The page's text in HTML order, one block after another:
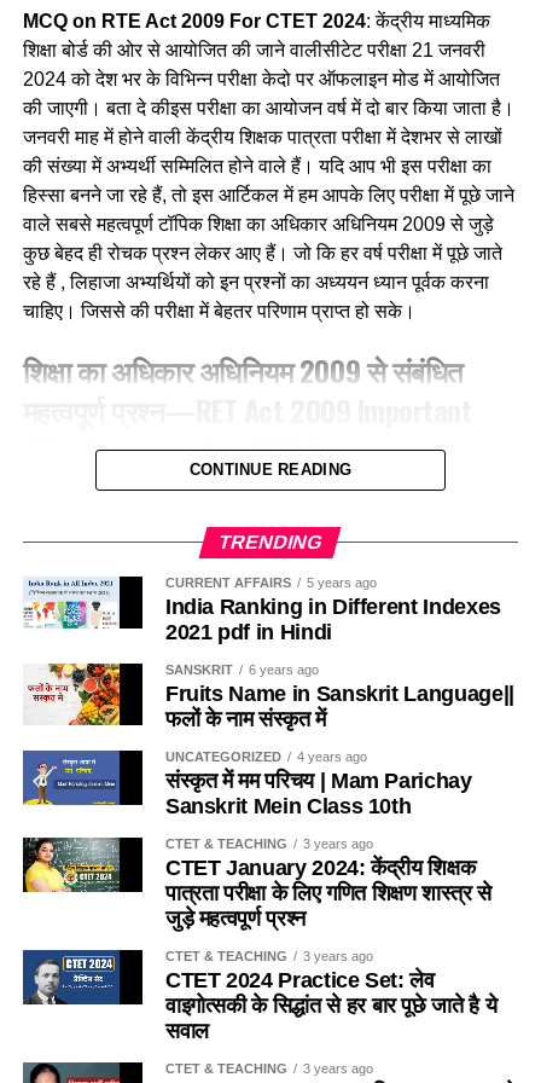
Q.2 निम्नलिखित में से कौन-सा पक्षी कैक्टस पोधे के कॉटों के बीच अपना
घोंसला बनाता है ?
(a) फाख्ता
(b) शकरखोरा
(c) बया
(d) कलचिडी
Ans-b
Q.3 ग्रामीण क्षेत्रों में, गाय के गोबर में मिट्टी के घरों की दीवारों और फर्श
(a) फर्श को प्रकृतिक रंग देने के लिए
(d) खुरदरा बनाकर घर्षण बढाने के लिए
Ans-b
Q.4 निम्नलिखित में से कौन-सा कीट मधुमक्खीयाँ की भाँती कॉलोनी (बस्ती)
में एक साथ नहीं रहता है ? / Which of the following insects
does not live together in a colony (colony) like bees?
(a) तेतैया दर्श
(b) चिंटी
(c) दीमक
(d) मकड़ी
MCQ on RTE Act 2009 For CTET 2024: केंद्रीय माध्यमिक
शिक्षा बोर्ड की ओर से आयोजित की जाने वालीसीटेट परीक्षा 21 जनवरी
2024 को देश भर के विभिन्न परीक्षा केदो पर ऑफलाइन मोड में आयोजित
की जाएगी। बता दे कीइस परीक्षा का आयोजन वर्ष में दो बार किया जाता है।
जनवरी माह में होने वाली केंद्रीय शिक्षक पात्रता परीक्षा में देशभर से लाखों
की संख्या में अभ्यर्थी सम्मिलित होने वाले हैं। यदि आप भी इस परीक्षा का
हिस्सा बनने जा रहे हैं, तो इस आर्टिकल में हम आपके लिए परीक्षा में पूछे जाने
वाले सबसे महत्वपूर्ण टॉपिक शिक्षा का अधिकार अधिनियम 2009 से जुड़े
कुछ बेहद ही रोचक प्रश्न लेकर आए हैं। जो कि हर वर्ष परीक्षा में पूछे जाते
रहे हैं , लिहाजा अभ्यर्थियों को इन प्रश्नों का अध्ययन ध्यान पूर्वक करना
चाहिए। जिससे की परीक्षा में बेहतर परिणाम प्राप्त हो सके।
शिक्षा का अधिकार अधिनियम 2009 से संबंधित
MCQ Questions For CTET Exam
1. RTE 2009 की किस धारा के अनुसार सरकारी विद्यालयों में कुल
स्वीकृत पदों में से 20% से अधिक खाली नहीं होंगे?According to
which section of RTE-2009, not more than 20% of the
sanctioned posts in government schools will be
vacant?
(a) धारा-26
(b) धारा-27
(c) धारा-28
Ans- d
2. यदि किसी विद्यालय में 151 विद्यार्थी है, तो प्रधानाध्यापक सहित
अध्यापकों की संख्या कितनी होगी ?/If there are 151 students in
a school, then what will be the number of teachers
including the headmaster?
(a) 4
CONTINUE READING
TRENDING
CURRENT AFFAIRS 5 years ago
India Ranking in Different Indexes
2021 pdf in Hindi
SANSKRIT 6 years ago
Fruits Name in Sanskrit Language||
फलों के नाम संस्कृत में
UNCATEGORIZED 4 years ago
संस्कृत में मम परिचय | Mam Parichay
Sanskrit Mein Class 10th
CTET & TEACHING 3 years ago
CTET January 2024: केंद्रीय शिक्षक
पात्रता परीक्षा के लिए गणित शिक्षण शास्त्र से
जुड़े महत्वपूर्ण प्रश्न
CTET & TEACHING 3 years ago
CTET 2024 Practice Set: लेव
वाइगोत्सकी के सिद्धांत से हर बार पूछे जाते है ये
सवाल
CTET & TEACHING 3 years ago